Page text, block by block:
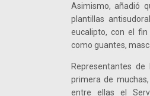
Asimismo, añadió
plantillas
eucalipto, con el
como guantes,
Representantes
primera de
entre ellas el